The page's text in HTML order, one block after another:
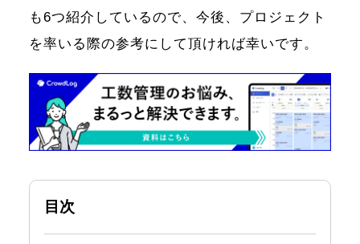
も6つ紹介しているので、今後、プロジェクト
を率いる際の参考にして頂ければ幸いです。
目次